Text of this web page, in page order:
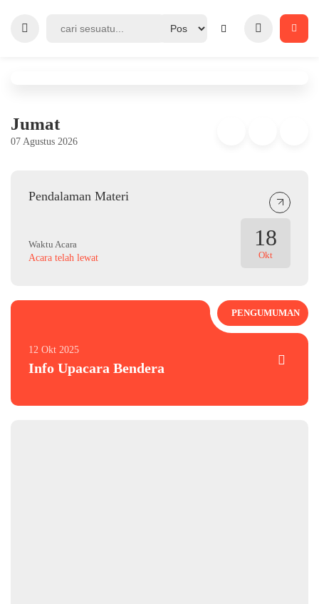
Jumat
07 Agustus 2026
Pendalaman Materi
18
Okt
Waktu Acara
Acara telah lewat
PENGUMUMAN
12 Okt 2025
Info Upacara Bendera